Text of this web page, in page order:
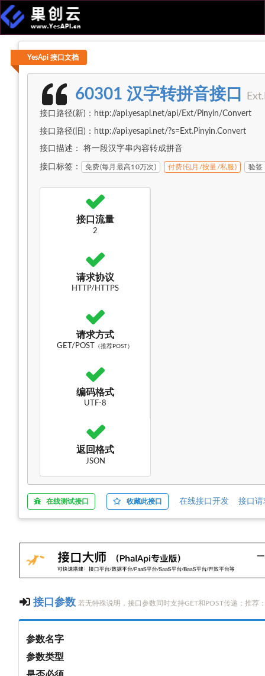
YesApi 接口文档
60301 汉字转拼音接口
接口路径(新)：http://api.yesapi.net/api/Ext/Pinyin/Convert
接口路径(旧)：http://api.yesapi.net/?s=Ext.Pinyin.Convert
接口描述： 将一段汉字串内容转成拼音
接口标签： 免费(每月最高10万次) 付费(包月/按量/私服) 验签
接口流量
2
请求协议
HTTP/HTTPS
请求方式
GET/POST （推荐POST）
编码格式
UTF-8
返回格式
JSON
在线测试接口 收藏此接口 在线接口开发 接口请
接口参数 若无特殊说明，接口参数同时支持GET和POST传递；推荐
参数名字
参数类型